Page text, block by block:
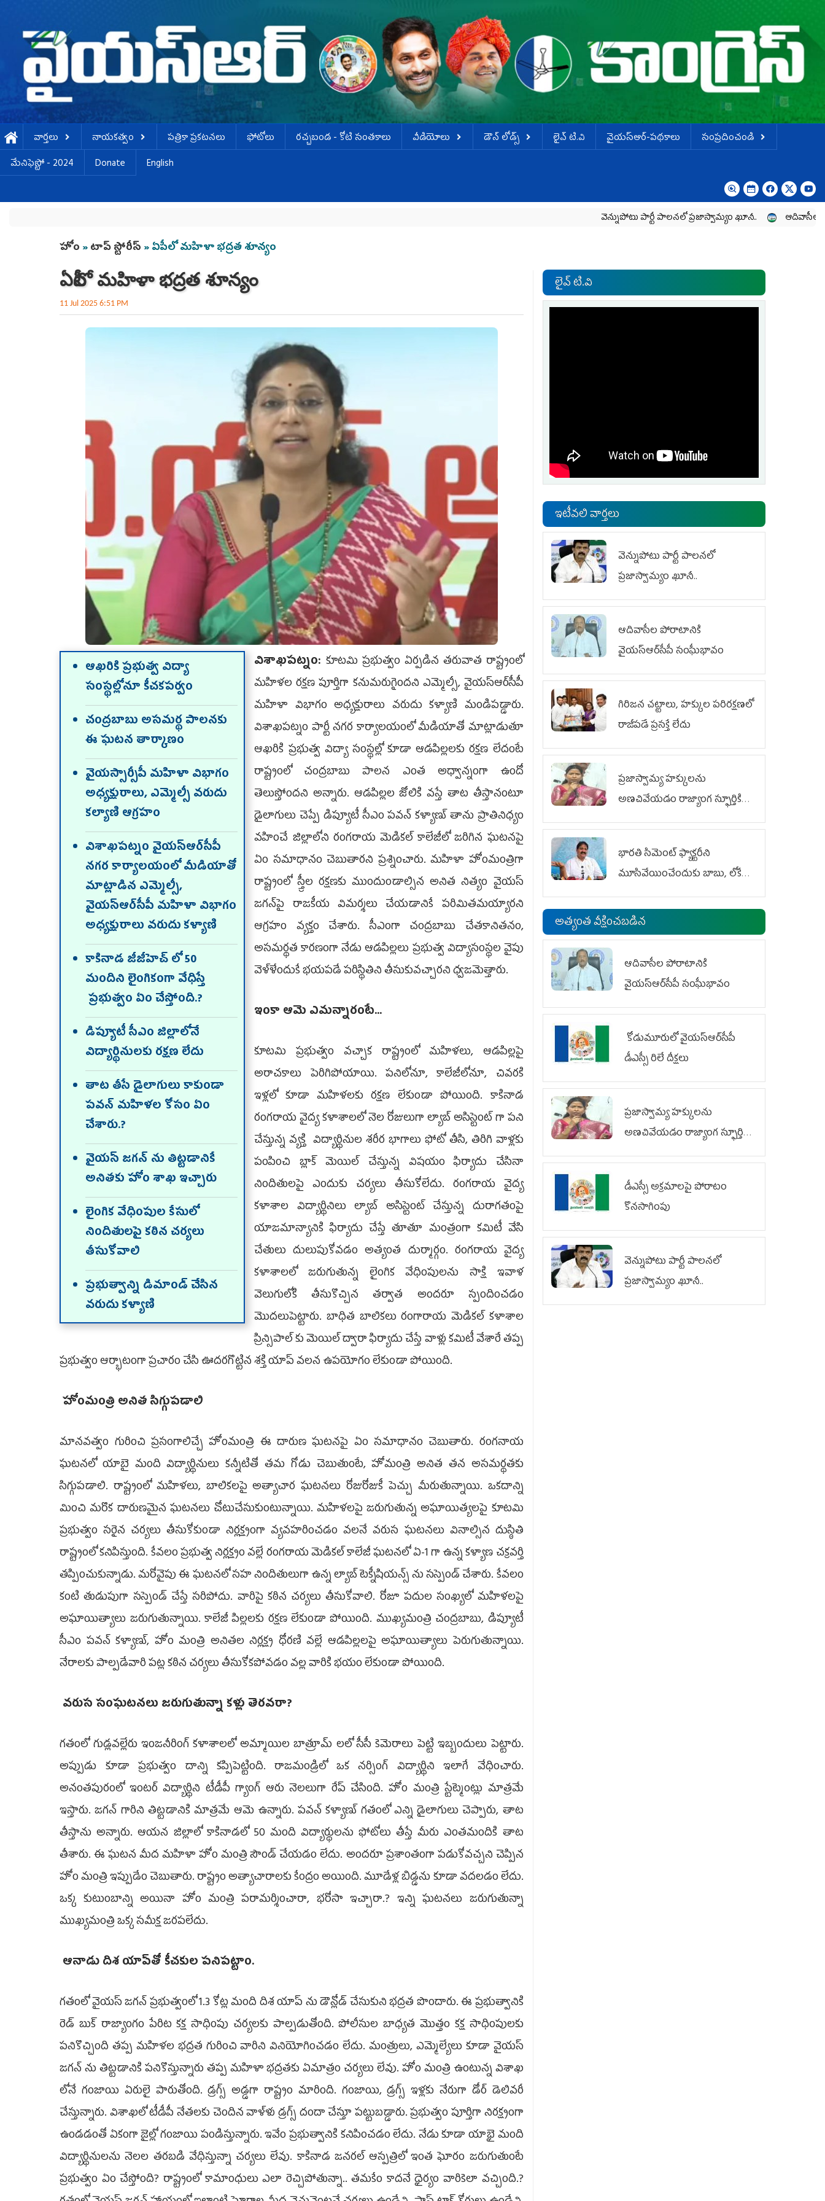
వార్తలు నాయకత్వం పత్రికా ప్రకటనలు ఫోటోలు ర‌చ్చ‌బండ‌ - కోటి సంత‌కాలు వీడియోలు డౌన్ లోడ్స్ లైవ్ టి.వి వైయస్ఆర్-పథకాలు
సంప్రదించండి
మేనిఫెస్టో - 2024
Donate English
వెన్నుపోటు పార్టీ పాలనలో ప్రజాస్వామ్యం ఖూనీ.. ఆదివాసీల పోరాటానికి
You are here
హోం »టాప్ స్టోరీస్ » ఏపీలో మహిళా భద్రత శూన్యం
ఏపీలో మహిళా భద్రత శూన్యం
11 Jul 2025 6:51 PM
ఆఖరికి ప్రభుత్వ విద్యా
సంస్థల్లోనూ కీచకపర్వం
చంద్రబాబు అసమర్థ పాలనకు
ఈ ఘటన తార్కాణం
వైయస్సార్సీపీ మహిళా విభాగం
అధ్యక్షురాలు, ఎమ్మెల్సీ వరుదు
కల్యాణి ఆగ్రహం
విశాఖపట్నం వైయస్ఆర్‌సీపీ
నగర కార్యాలయంలో మీడియాతో
మాట్లాడిన ఎమ్మెల్సీ,
వైయస్ఆర్‌సీపీ మహిళా విభాగం
అధ్యక్షురాలు వరుదు కళ్యాణి
కాకినాడ జీజీహెచ్ లో 50
మందిని లైంగికంగా వేధిస్తే
ప్రభుత్వం ఏం చేస్తోంది.?
డిప్యూటీ సీఎం జిల్లాలోనే
విద్యార్థినులకు రక్షణ లేదు
తాట తీసే డైలాగులు కాకుండా
పవన్ మహిళల కోసం ఏం
చేశారు.?
వైయస్ జగన్ ను తిట్టడానికే
అనితకు హోం శాఖ ఇచ్చారు
లైంగిక వేధింపుల కేసులో
నిందితులపై కఠిన చర్యలు
తీసుకోవాలి
ప్రభుత్వాన్ని డిమాండ్ చేసిన
వరుదు కళ్యాణి
విశాఖపట్నం:కూటమి ప్రభుత్వం ఏర్పడిన తరువాత రాష్ట్రంలో
మహిళల రక్షణ పూర్తిగా కనుమరుగైందని ఎమ్మెల్సీ, వైయస్ఆర్‌సీపీ
మహిళా విభాగం అధ్యక్షురాలు వరుదు కళ్యాణి మండిపడ్డారు.
విశాఖపట్నం పార్టీ నగర కార్యాలయంలో మీడియాతో మాట్లాడుతూ
ఆఖరికి ప్రభుత్వ విద్యా సంస్థల్లో కూడా ఆడపిల్లలకు రక్షణ లేదంటే
రాష్ట్రంలో చంద్రబాబు పాలన ఎంత అధ్వాన్నంగా ఉందో
తెలుస్తోందని అన్నారు. ఆడపిల్లల జోలికి వస్తే తాట తీస్తానంటూ
డైలాగులు చెప్పే డిప్యూటీ సీఎం పవన్ కళ్యాణ్‌ తాను ప్రాతినిధ్యం
వహించే జిల్లాలోని రంగరాయ మెడికల్ కాలేజీలో జరిగిన ఘటనపై
ఏం సమాధానం చెబుతారని ప్రశ్నించారు. మహిళా హోంమంత్రిగా
రాష్ట్రంలో స్త్రీల రక్షణకు ముందుండాల్సిన అనిత నిత్యం వైయస్
జగన్‌పై రాజకీయ విమర్శలు చేయడానికే పరిమితమయ్యారని
ఆగ్రహం వ్యక్తం చేశారు. సీఎంగా చంద్రబాబు చేతకానితనం,
అసమర్థత కారణంగా నేడు ఆడపిల్లలు ప్రభుత్వ విద్యాసంస్థల వైపు
వెళ్ళేందుకే భయపడే పరిస్థితిని తీసుకువచ్చారని ధ్వజమెత్తారు.
ఇంకా ఆమె ఎమన్నారంటే...
కూటమి ప్రభుత్వం వచ్చాక రాష్ట్రంలో మహిళలు, ఆడపిల్లపై
అరాచకాలు పెరిగిపోయాయి. పనిలోనూ, కాలేజీలోనూ, చివరకి
ఇళ్లలో కూడా మహిళలకు రక్షణ లేకుండా పోయింది. కాకినాడ
రంగరాయ వైద్య కళాశాలలో నెల రోజులుగా ల్యాబ్ అసిస్టెంట్ గా పని
చేస్తున్న వ్యక్తి విద్యార్థినుల శరీర భాగాలు ఫోటో తీసి, తిరిగి వాళ్లకు
పంపించి బ్లాక్ మెయిల్ చేస్తున్న విషయం ఫిర్యాదు చేసినా
నిందితులపై ఎందుకు చర్యలు తీసుకోలేదు. రంగరాయ వైద్య
కళాశాల విద్యార్థినిలు ల్యాబ్ అసిస్టెంట్ చేస్తున్న దురాగతంపై
యాజమాన్యానికి ఫిర్యాదు చేస్తే తూతూ మంత్రంగా కమిటీ వేసి
చేతులు దులుపుకోవడం అత్యంత దుర్మార్గం. రంగరాయ వైద్య
కళాశాలలో జరుగుతున్న లైంగిక వేధింపులను సాక్షి ఇవాళ
వెలుగులోకి తీసుకొచ్చిన తర్వాత అందరూ స్పందించడం
మొదలుపెట్టారు. బాధిత బాలికలు రంగారాయ మెడికల్ కళాశాల
ప్రిన్సిపాల్ కు మెయిల్ ద్వారా ఫిర్యాదు చేస్తే వాళ్లు కమిటీ వేశారే తప్ప
ప్రభుత్వం ఆర్భాటంగా ప్రచారం చేసి ఊదరగొట్టిన శక్తి యాప్ వలన ఉపయోగం లేకుండా పోయింది.
హోంమంత్రి అనిత సిగ్గుపడాలి
మానవత్వం గురించి ప్రసంగాలిచ్చే హోంమంత్రి ఈ దారుణ ఘటనపై ఏం సమాధానం చెబుతారు. రంగనాయ
ఘటనలో యాబై మంది విద్యార్థినులు కన్నీటితో తమ గోడు చెబుతుంటే, హోమంత్రి అనిత తన అసమర్థతకు
సిగ్గుపడాలి. రాష్ట్రంలో మహిళలు, బాలికలపై అత్యాచార ఘటనలు రోజురోజుకీ పెచ్చు మీరుతున్నాయి. ఒకదాన్ని
మించి మరొక దారుణమైన ఘటనలు చోటుచేసుకుంటున్నాయి. మహిళలపై జరుగుతున్న అఘాయిత్యలపై కూటమి
ప్రభుత్వం సరైన చర్యలు తీసుకోకుండా నిర్లక్ష్యంగా వ్యవహరించడం వలనే వరుస ఘటనలు వినాల్సిన దుస్ఠితి
రాష్ట్రంలో కనిపిస్తుంది. కేవలం ప్రభుత్వ నిర్లక్ష్యం వల్లే రంగరాయ మెడికల్ కాలేజీ ఘటనలో ఏ-1 గా ఉన్న కళ్యాణ చక్రవర్తి
తప్పించుకున్నాడు. మరోవైపు ఈ ఘటనలో సహ నిందితులుగా ఉన్న ల్యాబ్ టెక్నీషియన్స్ ను సస్పెండ్ చేశారు. కేవలం
కంటి తుడుపుగా సస్పెండ్ చేస్తే సరిపోదు. వారిపై కఠిన చర్యలు తీసుకోవాలి. రోజూ పదుల సంఖ్యలో మహిళలపై
అఘాయిత్యాలు జరుగుతున్నాయి. కాలేజీ పిల్లలకు రక్షణ లేకుండా పోయింది. ముఖ్యమంత్రి చంద్రబాబు, డిప్యూటీ
సీఎం పవన్ కళ్యాణ్, హోం మంత్రి అనితల నిర్లక్ష్య ధోరణి వల్లే ఆడపిల్లలపై అఘాయిత్యాలు పెరుగుతున్నాయి.
నేరాలకు పాల్పడేవారి పట్ల కఠిన చర్యలు తీసుకోకపోవడం వల్ల వారికి భయం లేకుండా పోయింది.
వరుస సంఘటనలు జరుగుతున్నా కళ్లు తెరవరా?
గతంలో గుడ్లవల్లేరు ఇంజనీరింగ్ కళాశాలలో అమ్మాయిల బాత్రూమ్ లలో సీసీ కెమెరాలు పెట్టి ఇబ్బందులు పెట్టారు.
అప్పుడు కూడా ప్రభుత్వం దాన్ని కప్పిపెట్టింది. రాజమండ్రిలో ఒక నర్సింగ్ విద్యార్థిని ఇలాగే వేధించారు.
అనంతపురంలో ఇంటర్ విద్యార్థిని టీడీపీ గ్యాంగ్ ఆరు నెలలుగా రేప్ చేసింది. హోం మంత్రి స్టేట్మెంట్లు మాత్రమే
ఇస్తారు. జగన్ గారిని తిట్టడానికి మాత్రమే ఆమె ఉన్నారు. పవన్ కళ్యాణ్ గతంలో ఎన్ని డైలాగులు చెప్పారు, తాట
తీస్తాను అన్నారు. ఆయన జిల్లాలో కాకినాడలో 50 మంది విద్యార్థులను ఫోటోలు తీస్తే మీరు ఎంతమందికి తాట
తీశారు. ఈ ఘటన మీద మహిళా హోం మంత్రి సౌండ్ చేయడం లేదు. అందరూ ప్రశాంతంగా పడుకోవచ్చని చెప్పిన
హోం మంత్రి ఇప్పుడేం చెబుతారు. రాష్ట్రం అత్యాచారాలకు కేంద్రం అయింది. మూడేళ్ల బిడ్డను కూడా వదలడం లేదు.
ఒక్క కుటుంబాన్ని అయినా హోం మంత్రి పరామర్శించారా, భరోసా ఇచ్చారా.? ఇన్ని ఘటనలు జరుగుతున్నా
ముఖ్యమంత్రి ఒక్క సమీక్ష జరపలేదు.
ఆనాడు దిశ యాప్‌తో కీచకుల పనిపట్టాం.
గతంలో వైయస్ జగన్ ప్రభుత్వంలో 1.3 కోట్ల మంది దిశ యాప్ ను డౌన్లోడ్ చేసుకుని భద్రత పొందారు. ఈ ప్రభుత్వానికి
రెడ్ బుక్ రాజ్యాంగం పేరిట కక్ష సాధింపు చర్యలకు పాల్పడుతోంది. పోలీసుల బాధ్యత మొత్తం కక్ష సాధింపులకు
పనికొచ్చింది తప్ప మహిళల భద్రత గురించి వారిని వినియోగించడం లేదు. మంత్రులు, ఎమ్మెల్యేలు కూడా వైయస్
జగన్ ను తిట్టడానికి పనికొస్తున్నారు తప్ప మహిళా భద్రతకు ఏమాత్రం చర్యలు లేవు. హోం మంత్రి ఉంటున్న విశాఖ
లోనే గంజాయి ఏరులై పారుతోంది. డ్రగ్స్ అడ్డగా రాష్ట్రం మారింది. గంజాయి, డ్రగ్స్ ఇళ్లకు నేరుగా డోర్ డెలివరీ
చేస్తున్నారు. విశాఖలో టీడీపీ నేతలకు చెందిన వాళ్ళు డ్రగ్స్ దందా చేస్తూ పట్టుబడ్డారు. ప్రభుత్వం పూర్తిగా నిరక్ష్యంగా
ఉండడంతో ఏకంగా జైల్లో గంజాయి పండిస్తున్నారు. ఇవేం ప్రభుత్వానికి కనిపించడం లేదు. నేడు కూడా యాభై మంది
విద్యార్థినులను నెలల తరబడి వేధిస్తున్నా చర్యలు లేవు. కాకినాడ జనరల్ ఆస్పత్రిలో ఇంత ఘోరం జరుగుతుంటే
ప్రభుత్వం ఏం చేస్తోంది? రాష్ట్రంలో కామాంధులు ఎలా రెచ్చిపోతున్నా.. తమకేం కాదనే ధైర్యం వారికెలా వచ్చింది.?
లైవ్ టి.వి
ఇటీవలి వార్తలు
వెన్నుపోటు పార్టీ పాలనలో
ప్రజాస్వామ్యం ఖూనీ..
ఆదివాసీల పోరాటానికి
వైయ‌స్ఆర్‌సీపీ సంఘీభావం
గిరిజన చట్టాలు, హక్కుల పరిరక్షణలో
రాజీపడే ప్రసక్తే లేదు
ప్రజాస్వామ్య హక్కులను
అణచివేయడం రాజ్యాంగ స్ఫూర్తికి
విరుద్ధం
భారతి సిమెంట్ ఫ్యాక్టరీని
మూసివేయించేందుకు బాబు, లోకేశ్
కుట్ర
అత్యంత వీక్షించబడిన
ఆదివాసీల పోరాటానికి
వైయ‌స్ఆర్‌సీపీ సంఘీభావం
కోడుమూరులో వైయ‌స్ఆర్‌సీపీ
డీఎస్సీ రిలే దీక్షలు
ప్రజాస్వామ్య హక్కులను
అణచివేయడం రాజ్యాంగ స్ఫూర్తికి
విరుద్ధం
డీఎస్సీ అక్రమాలపై పోరాటం
కొనసాగింపు
వెన్నుపోటు పార్టీ పాలనలో
ప్రజాస్వామ్యం ఖూనీ..